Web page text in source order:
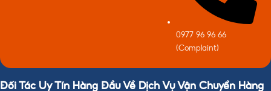
0977 96 96 66
(Complaint)
Đối Tác Uy Tín Hàng Đầu Về Dịch Vụ Vận Chuyển Hàng